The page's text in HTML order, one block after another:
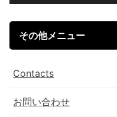
その他メニュー
Contacts
お問い合わせ